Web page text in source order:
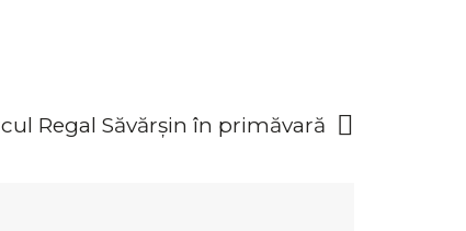
Regal Săvărșin în primăvară